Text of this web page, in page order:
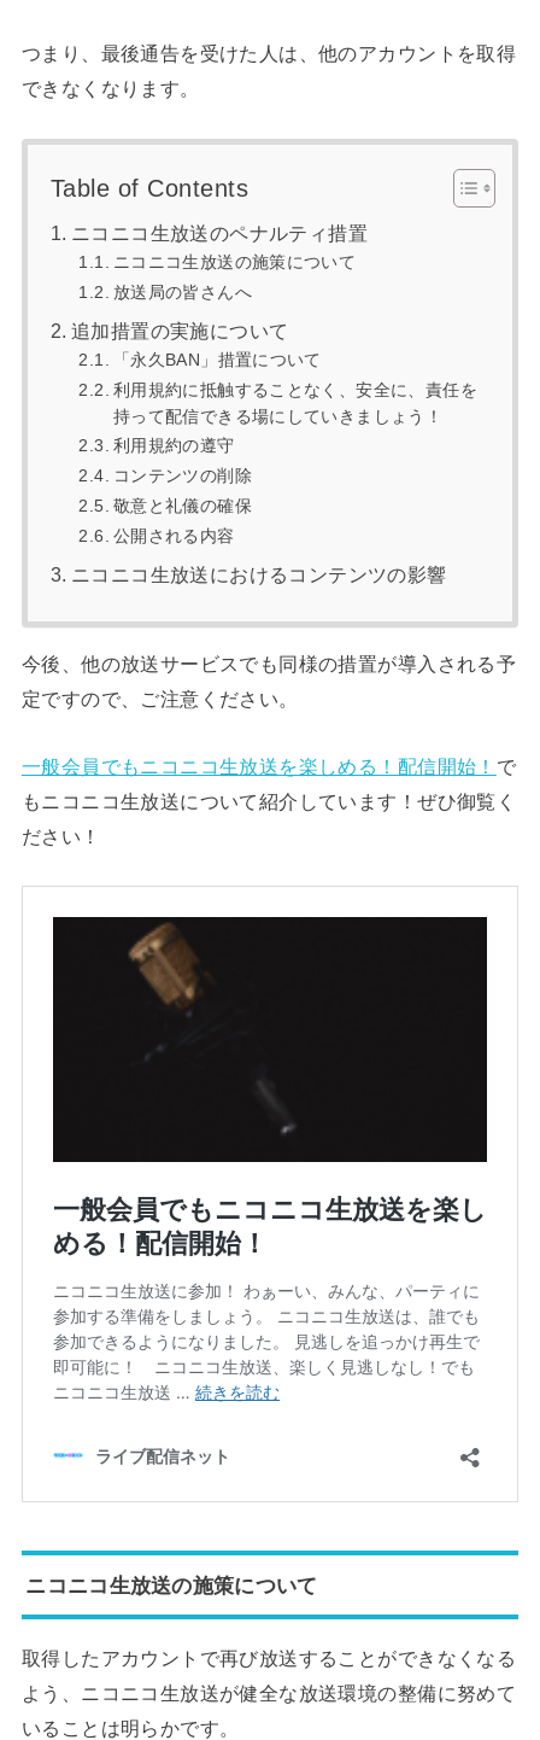
つまり、最後通告を受けた人は、他のアカウントを取得
できなくなります。
Table of Contents
ニコニコ生放送のペナルティ措置
ニコニコ生放送の施策について
放送局の皆さんへ
追加措置の実施について
「永久BAN」措置について
利用規約に抵触することなく、安全に、責任を
持って配信できる場にしていきましょう！
利用規約の遵守
コンテンツの削除
敬意と礼儀の確保
公開される内容
ニコニコ生放送におけるコンテンツの影響
今後、他の放送サービスでも同様の措置が導入される予
定ですので、ご注意ください。
一般会員でもニコニコ生放送を楽しめる！配信開始！ で
もニコニコ生放送について紹介しています！ぜひ御覧く
ださい！
ニコニコ生放送の施策について
取得したアカウントで再び放送することができなくなる
よう、ニコニコ生放送が健全な放送環境の整備に努めて
いることは明らかです。